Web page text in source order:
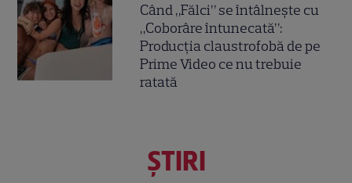
Când „Fălci” se întâlnește cu
„Coborâre întunecată”:
Producția claustrofobă de pe
Prime Video ce nu trebuie
ratată
ŞTIRI